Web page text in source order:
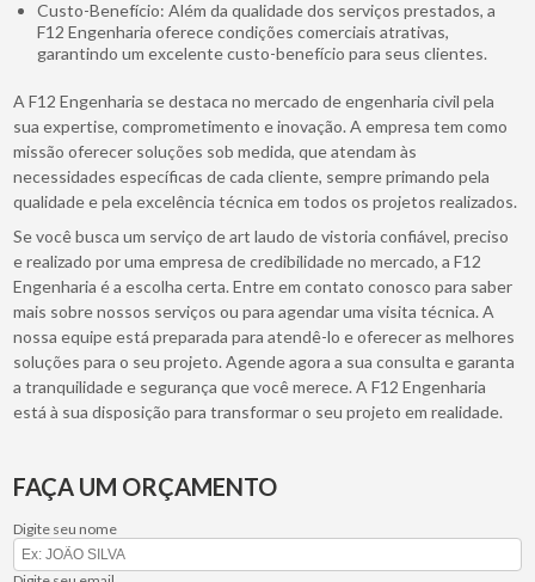
Custo-Benefício: Além da qualidade dos serviços prestados, a
F12 Engenharia oferece condições comerciais atrativas,
garantindo um excelente custo-benefício para seus clientes.
A F12 Engenharia se destaca no mercado de engenharia civil pela
sua expertise, comprometimento e inovação. A empresa tem como
missão oferecer soluções sob medida, que atendam às
necessidades específicas de cada cliente, sempre primando pela
qualidade e pela excelência técnica em todos os projetos realizados.
Se você busca um serviço de art laudo de vistoria confiável, preciso
e realizado por uma empresa de credibilidade no mercado, a F12
Engenharia é a escolha certa. Entre em contato conosco para saber
mais sobre nossos serviços ou para agendar uma visita técnica. A
nossa equipe está preparada para atendê-lo e oferecer as melhores
soluções para o seu projeto. Agende agora a sua consulta e garanta
a tranquilidade e segurança que você merece. A F12 Engenharia
está à sua disposição para transformar o seu projeto em realidade.
FAÇA UM ORÇAMENTO
Digite seu nome